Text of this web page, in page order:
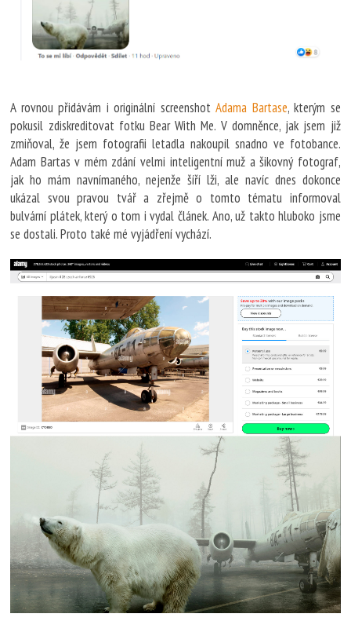
A rovnou přidávám i originální screenshotAdama Bartase, kterým se
pokusil zdiskreditovat fotku Bear With Me. V domněnce, jak jsem již
zmiňoval, že jsem fotografii letadla nakoupil snadno ve fotobance.
Adam Bartas v mém zdání velmi inteligentní muž a šikovný fotograf,
jak ho mám navnímaného, nejenže šíří lži, ale navíc dnes dokonce
ukázal svou pravou tvář a zřejmě o tomto tématu informoval
bulvární plátek, který o tom i vydal článek. Ano, už takto hluboko jsme
se dostali. Proto také mé vyjádření vychází.